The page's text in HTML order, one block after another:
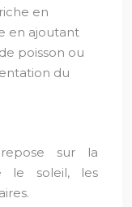
en
en ajoutant
poisson ou
du
sur la
le soleil, les